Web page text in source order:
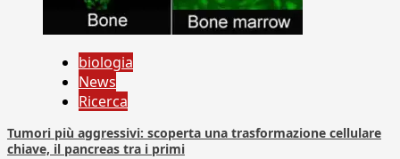
biologia
News
Ricerca
Tumori più aggressivi: scoperta una trasformazione cellulare
chiave, il pancreas tra i primi